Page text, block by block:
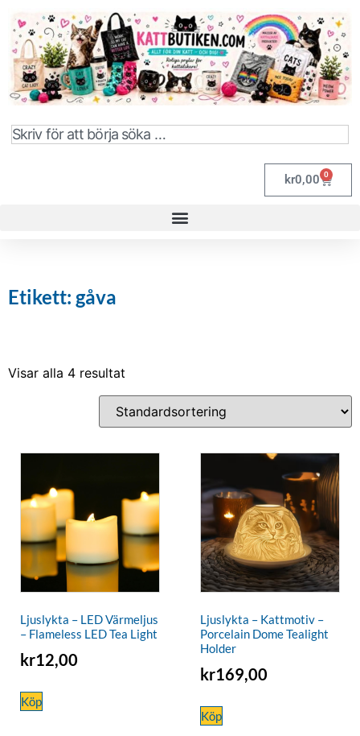
kr0,00 0
Etikett: gåva
Visar alla 4 resultat
Ljuslykta – LED Värmeljus
– Flameless LED Tea Light
kr12,00
Köp
Ljuslykta – Kattmotiv –
Porcelain Dome Tealight
Holder
kr169,00
Köp